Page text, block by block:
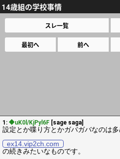
14歳組の学校事情
スレ一覧
最初へ 前へ
1: ◆uK0l/KjPyl6F [sage saga]
設定とか喋り方とかガバガバなのは多
ex14.vip2ch.com
の続きみたいなものです。